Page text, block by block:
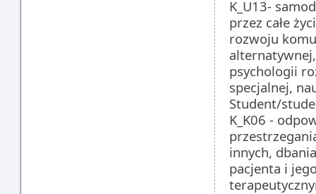
K_U13-
przez całe
rozwoju
psychologii
specjalnej,
Student/
K_K06 -
innych,
pacjenta i